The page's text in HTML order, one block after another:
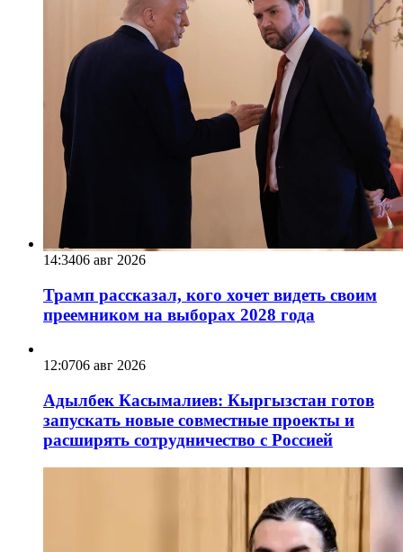
14:3406 авг 2026
Трамп рассказал, кого хочет видеть своим
преемником на выборах 2028 года
12:0706 авг 2026
Адылбек Касымалиев: Кыргызстан готов
запускать новые совместные проекты и
расширять сотрудничество с Россией